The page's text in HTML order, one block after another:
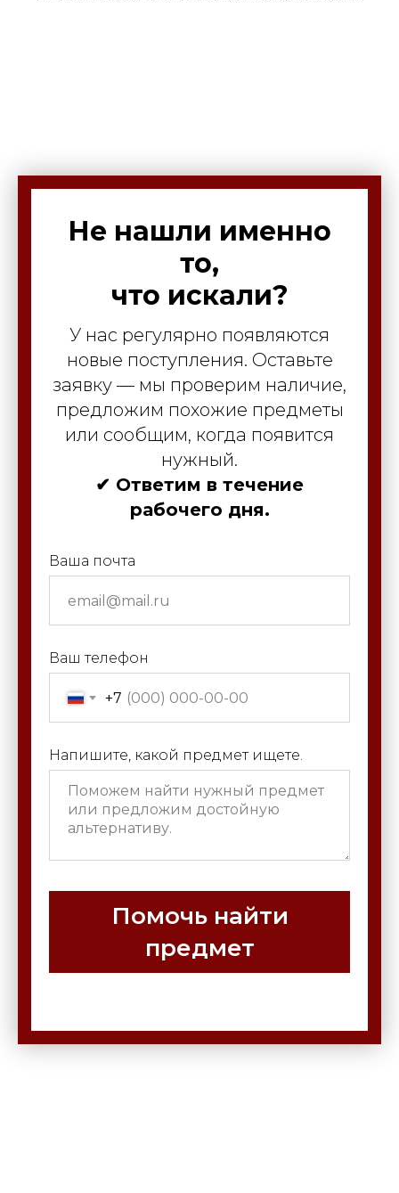
Не нашли именно
то,
что искали?
У нас регулярно появляются
новые поступления. Оставьте
заявку — мы проверим наличие,
предложим похожие предметы
или сообщим, когда появится
нужный.
✔ Ответим в течение
рабочего дня.
Ваша почта
Ваш телефон
+7
Напишите, какой предмет ищете.
Помочь найти
предмет